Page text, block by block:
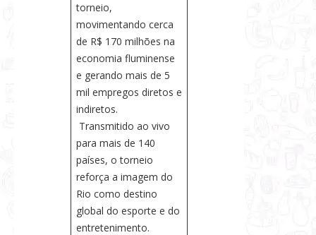
torneio,
movimentando cerca
de R$ 170 milhões na
economia fluminense
e gerando mais de 5
mil empregos diretos e
indiretos.
Transmitido ao vivo
para mais de 140
países, o torneio
reforça a imagem do
Rio como destino
global do esporte e do
entretenimento.